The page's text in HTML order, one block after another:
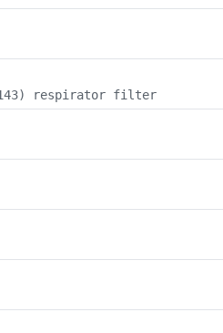
respirator filter